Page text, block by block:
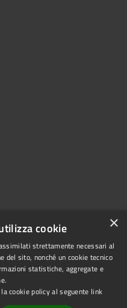
Copyright © 2026 • Comune di
Montoro • Powered by
×
cookie
strettamente necessari al
del sito, nonché un cookie tecnico
statistiche, aggregate e
cookie policy al seguente link